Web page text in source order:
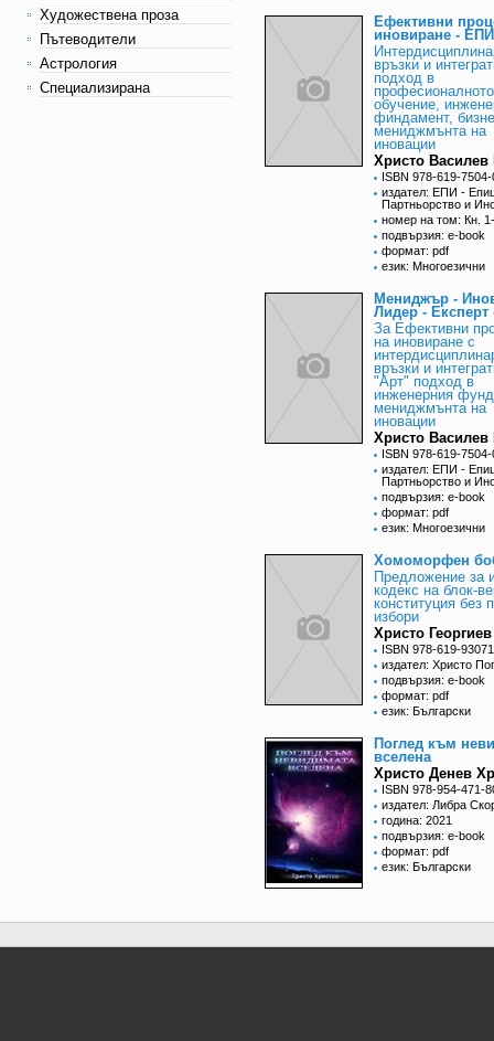
Художествена проза
Пътеводители
Астрология
Специализирана
Ефективни
иновиране - ЕПИ
връзки и
подход в
професионалното
обучение,
финдамент,
мениджмънта на
иновации
Христо Василев
ISBN 978-619-
издател: ЕПИ -
Партньорство и
номер на том: Кн.
подвързия: e-book
формат: pdf
език: Многоезични
Мениджър -
Лидер -
За Ефективни
на иновиране с
връзки и
"Арт" подход в
инженерния
мениджмънта на
иновации
Христо Василев
ISBN 978-619-
издател: ЕПИ -
Партньорство и
подвързия: e-book
формат: pdf
език: Многоезични
Хомоморфен
Предложение за
кодекс на блок-
конституция без
избори
Христо
ISBN 978-619-
издател: Христо
подвързия: e-book
формат: pdf
език: Български
Поглед към
вселена
Христо Денев
ISBN 978-954-471-
издател: Либра
година: 2021
подвързия: e-book
формат: pdf
език: Български